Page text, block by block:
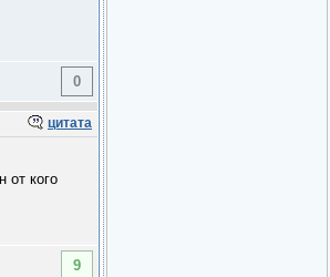
0
цитата
от кого
9